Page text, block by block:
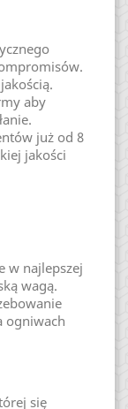
aby
już od 8
jakości
w najlepszej
wagą.
ogniwach
się